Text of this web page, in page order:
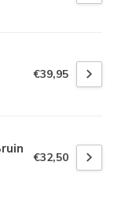
€39,95
€32,50